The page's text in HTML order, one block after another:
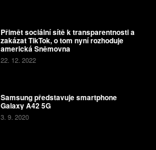
Přimět sociální sítě k transparentnosti a
zakázat TikTok, o tom nyní rozhoduje
americká Sněmovna
22. 12. 2022
Samsung představuje smartphone
Galaxy A42 5G
3. 9. 2020